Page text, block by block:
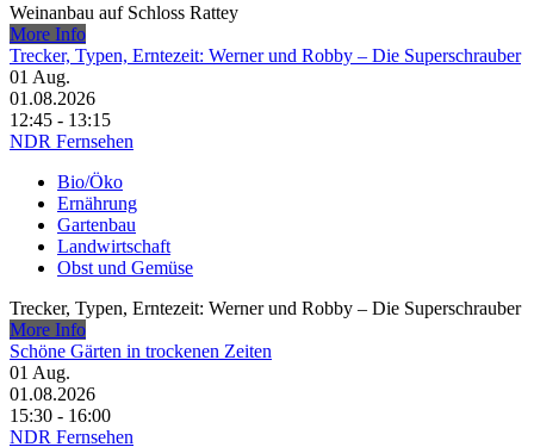
Weinanbau auf Schloss Rattey
More Info
Trecker, Typen, Erntezeit: Werner und Robby – Die Superschrauber
01 Aug.
01.08.2026
12:45 - 13:15
NDR Fernsehen
Bio/Öko
Ernährung
Gartenbau
Landwirtschaft
Obst und Gemüse
Trecker, Typen, Erntezeit: Werner und Robby – Die Superschrauber
More Info
Schöne Gärten in trockenen Zeiten
01 Aug.
01.08.2026
15:30 - 16:00
NDR Fernsehen